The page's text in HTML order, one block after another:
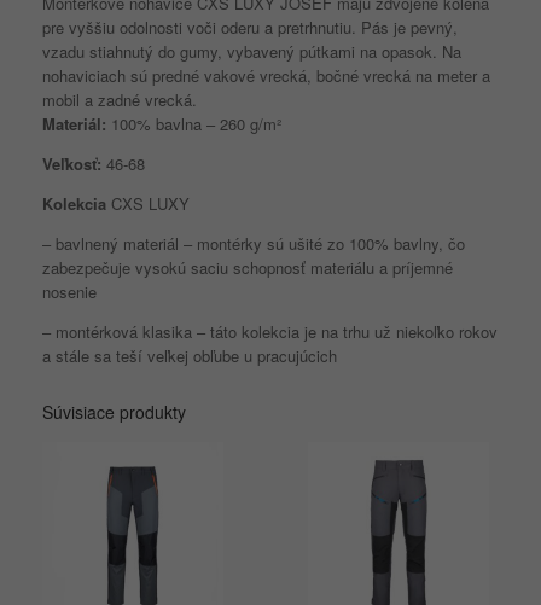
pre vyššiu odolnosti voči oderu a pretrhnutiu. Pás je pevný,
vzadu stiahnutý do gumy, vybavený pútkami na opasok. Na
nohaviciach sú predné vakové vrecká, bočné vrecká na meter a
mobil a zadné vrecká.
Materiál: 100% bavlna – 260 g/m²
Veľkosť: 46-68
Kolekcia CXS LUXY
– bavlnený materiál – montérky sú ušité zo 100% bavlny, čo
zabezpečuje vysokú saciu schopnosť materiálu a príjemné
nosenie
– montérková klasika – táto kolekcia je na trhu už niekoľko rokov
a stále sa teší veľkej obľube u pracujúcich
Súvisiace produkty